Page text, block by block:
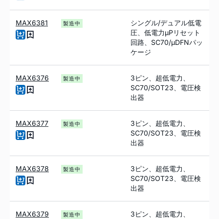
MAX6381 製造中
シングル/デュアル低電
圧、低電力µPリセット
回路、SC70/µDFNパッ
ケージ
MAX6376 製造中
3ピン、超低電力、
SC70/SOT23、電圧検
出器
MAX6377 製造中
3ピン、超低電力、
SC70/SOT23、電圧検
出器
MAX6378 製造中
3ピン、超低電力、
SC70/SOT23、電圧検
出器
MAX6379 製造中
3ピン、超低電力、